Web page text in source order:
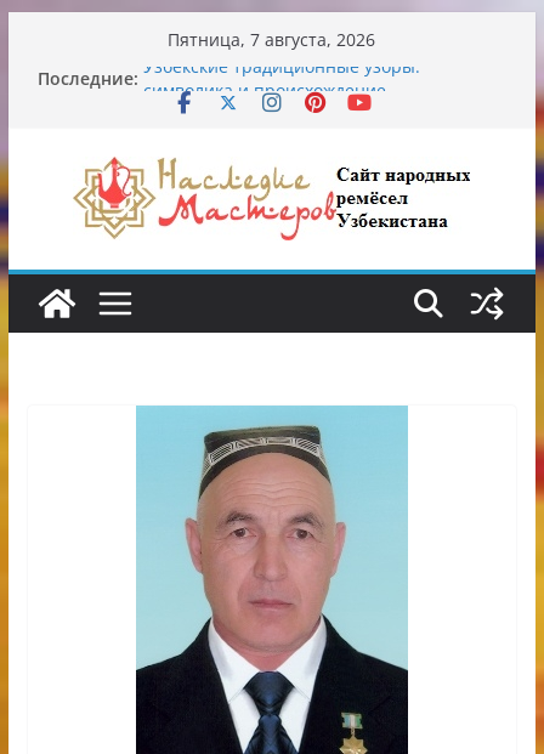
содержимому
Пятница, 7 августа, 2026
Последние: Узбекские традиционные узоры:
символика и происхождение
Опасная диета Алины Загитовой
От знахарей до университетских клиник
Обрушение на одном из ключевых
перекрёстков Ташкента: перекрыт
путепровод на Буюк Ипак Йули